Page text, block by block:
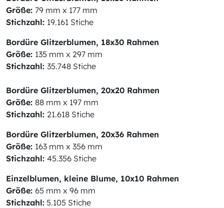
Größe: 79 mm x 177 mm
Stichzahl: 19.161 Stiche
Bordüre Glitzerblumen, 18x30 Rahmen
Größe: 135 mm x 297 mm
Stichzahl: 35.748 Stiche
Bordüre Glitzerblumen, 20x20 Rahmen
Größe: 88 mm x 197 mm
Stichzahl: 21.618 Stiche
Bordüre Glitzerblumen, 20x36 Rahmen
Größe: 163 mm x 356 mm
Stichzahl: 45.356 Stiche
Einzelblumen, kleine Blume, 10x10 Rahmen
Größe: 65 mm x 96 mm
Stichzahl: 5.105 Stiche